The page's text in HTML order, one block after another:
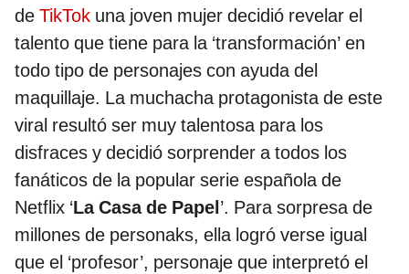
de TikTok una joven mujer decidió revelar el
talento que tiene para la ‘transformación’ en
todo tipo de personajes con ayuda del
maquillaje. La muchacha protagonista de este
viral resultó ser muy talentosa para los
disfraces y decidió sorprender a todos los
fanáticos de la popular serie española de
Netflix ‘La Casa de Papel’. Para sorpresa de
millones de personaks, ella logró verse igual
que el ‘profesor’, personaje que interpretó el